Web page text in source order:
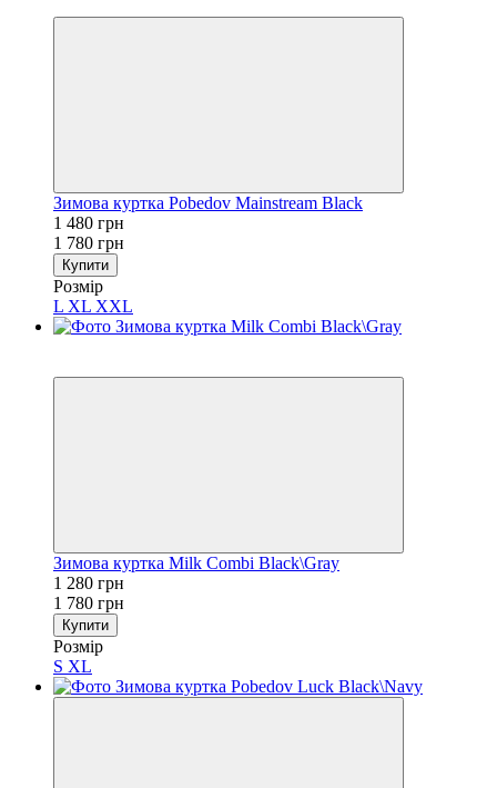
Зимова куртка Pobedov Mainstream Black
1 480 грн
1 780 грн
Купити
Розмір
L XL XXL
Зимова куртка Milk Combi Black\Gray
1 280 грн
1 780 грн
Купити
Розмір
S XL